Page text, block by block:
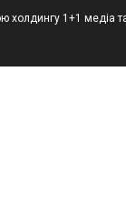
холдингу 1+1 медіа